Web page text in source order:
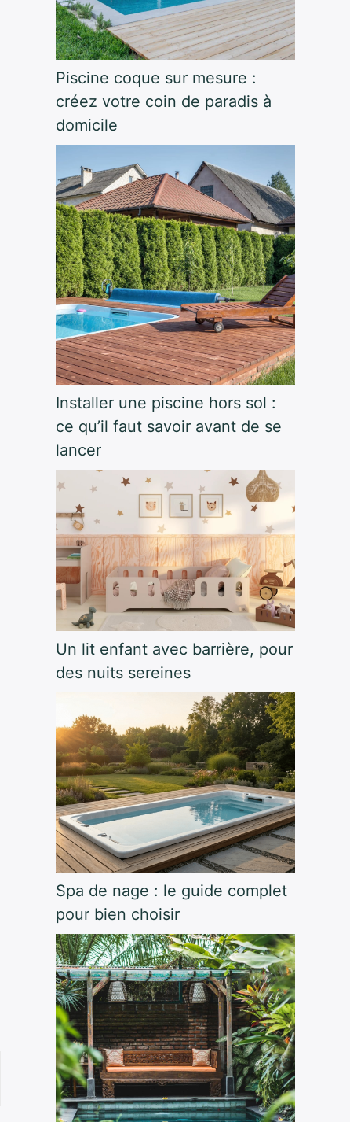
Piscine coque sur mesure :
créez votre coin de paradis à
domicile
Installer une piscine hors sol :
ce qu’il faut savoir avant de se
lancer
Un lit enfant avec barrière, pour
des nuits sereines
Spa de nage : le guide complet
pour bien choisir